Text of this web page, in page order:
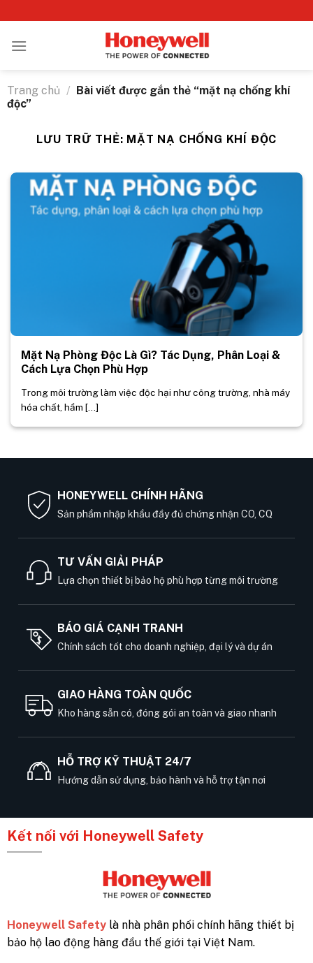
qua
nội
Trang chủ / Bài viết được gắn thẻ “mặt nạ chống khí
độc”
LƯU TRỮ THẺ: MẶT NẠ CHỐNG KHÍ ĐỘC
Mặt Nạ Phòng Độc Là Gì? Tác Dụng, Phân Loại &
Cách Lựa Chọn Phù Hợp
Trong môi trường làm việc độc hại như công trường, nhà máy
hóa chất, hầm [...]
HONEYWELL CHÍNH HÃNG
Sản phẩm nhập khẩu đầy đủ chứng nhận CO, CQ
TƯ VẤN GIẢI PHÁP
Lựa chọn thiết bị bảo hộ phù hợp từng môi trường
BÁO GIÁ CẠNH TRANH
Chính sách tốt cho doanh nghiệp, đại lý và dự án
GIAO HÀNG TOÀN QUỐC
Kho hàng sẵn có, đóng gói an toàn và giao nhanh
HỖ TRỢ KỸ THUẬT 24/7
Hướng dẫn sử dụng, bảo hành và hỗ trợ tận nơi
Kết nối với Honeywell Safety
Honeywell Safety là nhà phân phối chính hãng thiết bị
bảo hộ lao động hàng đầu thế giới tại Việt Nam.